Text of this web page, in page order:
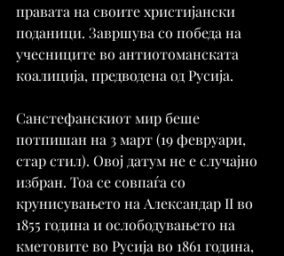
правата на своите христијански
поданици. Завршува со победа на
учесниците во антиотоманската
коалиција, предводена од Русија.
Санстефанскиот мир беше
потпишан на 3 март (19 февруари,
стар стил). Овој датум не е случајно
избран. Тоа се совпаѓа со
крунисувањето на Александар II во
1855 година и ослободувањето на
кметовите во Русија во 1861 година,